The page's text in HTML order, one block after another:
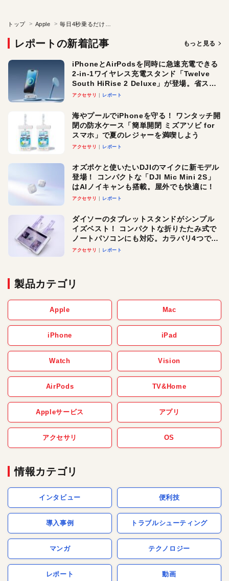
トップ Apple
レポートの新着記事 もっと見る
iPhoneとAirPodsを同時に急速充電できる
2-in-1ワイヤレス充電スタンド「Twelve
South HiRise 2 Deluxe」が登場。省スペ
ースでおしゃれに充電したい人にオスス
アクセサリ レポート
海やプールでiPhoneを守る！ ワンタッチ開
閉の防水ケース「簡単開閉 ミズアソビ for
スマホ」で夏のレジャーを満喫しよう
アクセサリ レポート
オズポケと使いたいDJIのマイクに新モデル
登場！ コンパクトな「DJI Mic Mini 2S」
はAIノイキャンも搭載。屋外でも快適に！
アクセサリ レポート
ダイソーのタブレットスタンドがシンプル
イズベスト！ コンパクトな折りたたみ式で
ノートパソコンにも対応。カラバリ4つで選
べる楽しさも
アクセサリ レポート
製品カテゴリ
Apple Mac
iPhone iPad
Watch Vision
AirPods TV&Home
Appleサービス アプリ
アクセサリ OS
情報カテゴリ
インタビュー 便利技
導入事例 トラブルシューティング
マンガ テクノロジー
レポート 動画